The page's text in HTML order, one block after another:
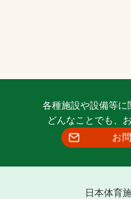
各種施設や設備等
どんなことでも、
お
日本体育